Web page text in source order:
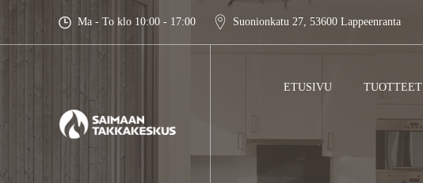
content
Ma - To klo 10:00 - 17:00 Suonionkatu 27, 53600 Lappeenranta
ETUSIVU TUOTTEET